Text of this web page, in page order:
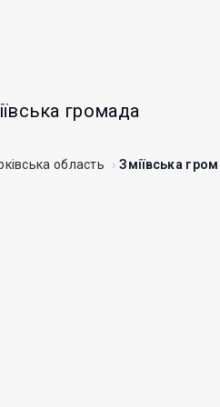
громада
область Зміївська